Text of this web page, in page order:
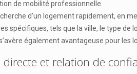
de mobilité professionnelle.
d’un logement rapidement, en
spécifiques, tels que la ville, le type de
s’avère également avantageuse pour
et relation de